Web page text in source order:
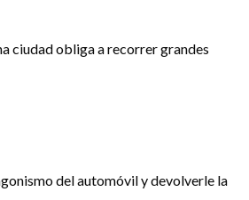
ciudad obliga a recorrer grandes
del automóvil y devolverle la